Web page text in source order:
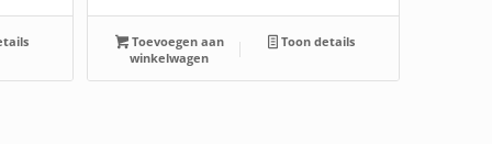
Toevoegen aan
winkelwagen
Toon details